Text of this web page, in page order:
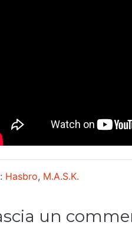
Hasbro, M.A.S.K.
un